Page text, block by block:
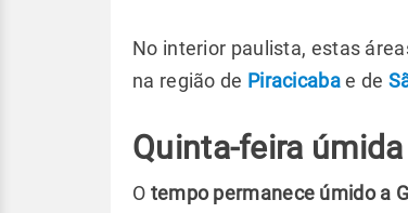
No interior paulista, estas
na região de Piracicabae de
Quinta-feira úmida
O tempo permanece úmido a